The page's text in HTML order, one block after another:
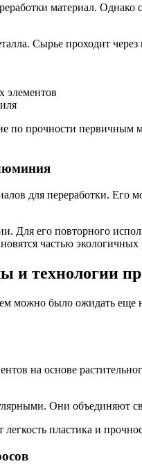
материал. Однако
Сырье проходит через
элементов
по прочности
для переработки. Его
его повторного
частью
и технологии
можно было ожидать
на основе
Они объединяют
легкость пластика и